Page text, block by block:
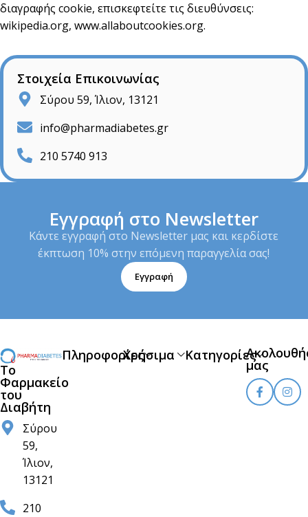
διαγραφής cookie, επισκεφτείτε τις διευθύνσεις:
wikipedia.org, www.allaboutcookies.org.
Στοιχεία Επικοινωνίας
Σύρου 59, Ίλιον, 13121
info@pharmadiabetes.gr
210 5740 913
Εγγραφή στο Newsletter
Κάντε εγγραφή στο Newsletter μας και κερδίστε
έκπτωση 10% στην επόμενη παραγγελία σας!
Εγγραφή
Το
Φαρμακείο
του
Διαβήτη
Σύρου
59,
Ίλιον,
13121
210
ΠληροφορίεςΧρήσιμα Κατηγορίες
μας